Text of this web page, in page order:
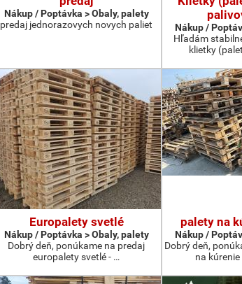
Nákup / Poptávka > Obaly, palety
predaj jednorazovych novych paliet
Nákup /
Hľadám
klietky
Europalety svetlé
Nákup / Poptávka > Obaly, palety
Dobrý deň, ponúkame na predaj
europalety svetlé - …
palety na
Nákup /
Dobrý deň,
na